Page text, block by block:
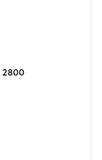
2800